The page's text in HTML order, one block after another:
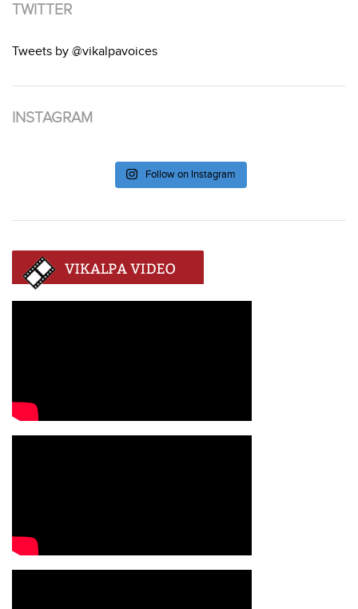
TWITTER
Tweets by @vikalpavoices
INSTAGRAM
Follow on Instagram